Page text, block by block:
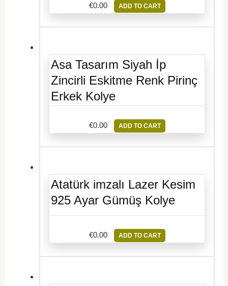
€0.00 ADD TO CART
Asa Tasarım Siyah İp
Zincirli Eskitme Renk Pirinç
Erkek Kolye
€0.00 ADD TO CART
Atatürk imzalı Lazer Kesim
925 Ayar Gümüş Kolye
€0.00 ADD TO CART